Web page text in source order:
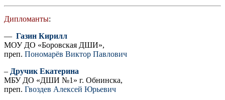
Дипломанты:
— Газин Кирилл
МОУ ДО «Боровская ДШИ»,
преп. Пономарёв Виктор Павлович
– Дручик Екатерина
МБУ ДО «ДШИ №1» г. Обнинска,
преп. Гвоздев Алексей Юрьевич